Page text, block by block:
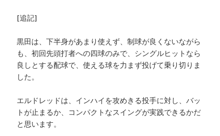
[追記]
黒田は、下半身があまり使えず、制球が良くないながら
も、初回先頭打者への四球のみで、シングルヒットなら
良しとする配球で、使える球を力まず投げて乗り切りま
した。
エルドレッドは、インハイを攻めきる投手に対し、バッ
トが止まるか、コンパクトなスイングが実践できるかだ
と思います。